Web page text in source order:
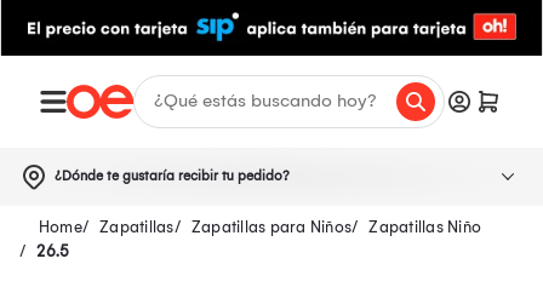
¿Dónde te gustaría recibir tu pedido?
Zapatillas Zapatillas para Niños
Zapatillas Niño
26.5